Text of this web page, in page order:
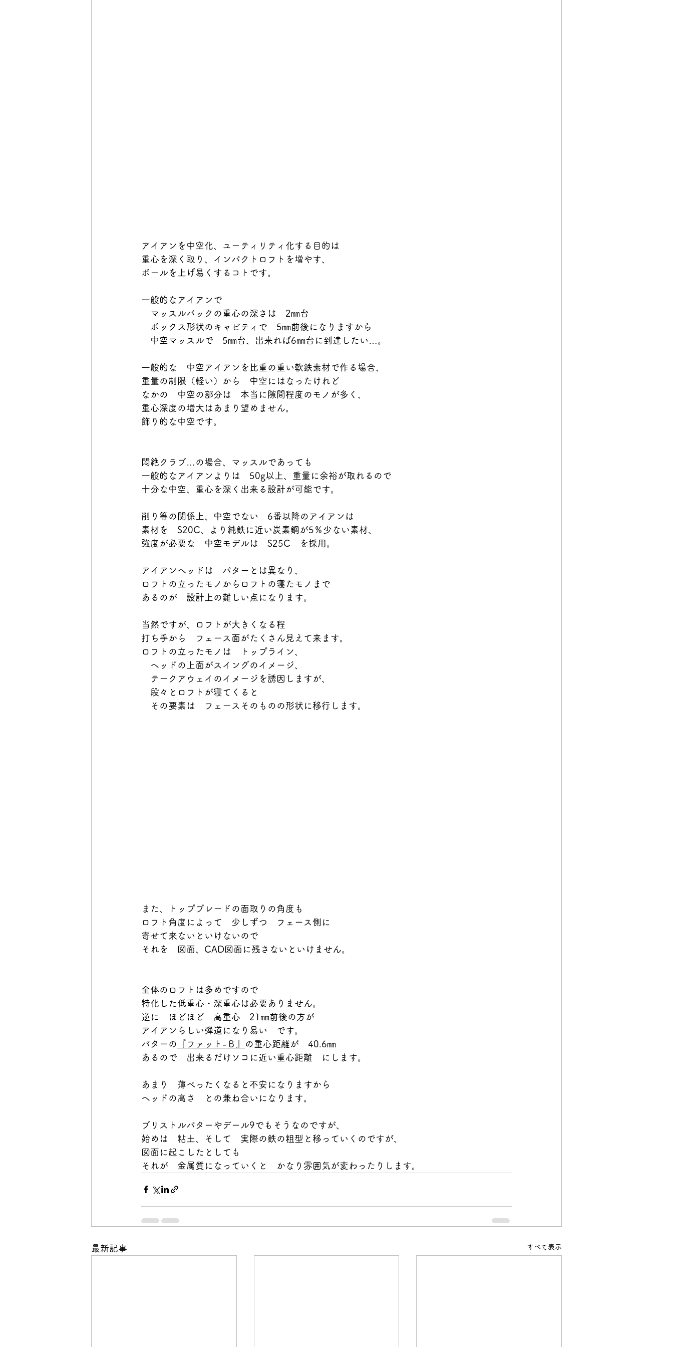
アイアンを中空化、ユーティリティ化する目的は
重心を深く取り、インパクトロフトを増やす、
ボールを上げ易くするコトです。
一般的なアイアンで
マッスルバックの重心の深さは　2㎜台
ボックス形状のキャビティで　5㎜前後になりますから
中空マッスルで　5㎜台、出来れば6㎜台に到達したい…。
一般的な　中空アイアンを比重の重い軟鉄素材で作る場合、
重量の制限（軽い）から　中空にはなったけれど
なかの　中空の部分は　本当に隙間程度のモノが多く、
重心深度の増大はあまり望めません。
飾り的な中空です。
悶絶クラブ…の場合、マッスルであっても
一般的なアイアンよりは　50g以上、重量に余裕が取れるので
十分な中空、重心を深く出来る設計が可能です。
削り等の関係上、中空でない　6番以降のアイアンは
素材を　S20C、より純鉄に近い炭素鋼が5％少ない素材、
強度が必要な　中空モデルは　S25C　を採用。
アイアンヘッドは　パターとは異なり、
ロフトの立ったモノからロフトの寝たモノまで
あるのが　設計上の難しい点になります。
当然ですが、ロフトが大きくなる程
打ち手から　フェース面がたくさん見えて来ます。
ロフトの立ったモノは　トップライン、
ヘッドの上面がスイングのイメージ、
テークアウェイのイメージを誘因しますが、
段々とロフトが寝てくると
その要素は　フェースそのものの形状に移行します。
また、トップブレードの面取りの角度も
ロフト角度によって　少しずつ　フェース側に
寄せて来ないといけないので
それを　図面、CAD図面に残さないといけません。
全体のロフトは多めですので
特化した低重心・深重心は必要ありません。
逆に　ほどほど　高重心　21㎜前後の方が
アイアンらしい弾道になり易い　です。
パターの
『ファット-Ｂ』
の重心距離が　40.6㎜
あるので　出来るだけソコに近い重心距離　にします。
あまり　薄ぺったくなると不安になりますから
ヘッドの高さ　との兼ね合いになります。
ブリストルパターやデール9でもそうなのですが、
始めは　粘土、そして　実際の鉄の粗型と移っていくのですが、
図面に起こしたとしても
それが　金属質になっていくと　かなり雰囲気が変わったりします。
最新記事 すべて表示